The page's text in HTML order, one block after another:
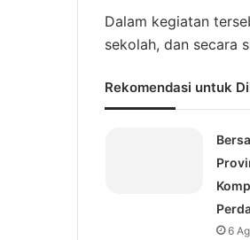
Dalam kegiatan
sekolah, dan secara
Rekomendasi untuk
6